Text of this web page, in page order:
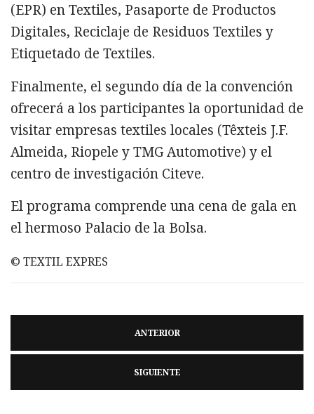
(EPR) en Textiles, Pasaporte de Productos
Digitales, Reciclaje de Residuos Textiles y
Etiquetado de Textiles.
Finalmente, el segundo día de la convención
ofrecerá a los participantes la oportunidad de
visitar empresas textiles locales (Têxteis J.F.
Almeida, Riopele y TMG Automotive) y el
centro de investigación Citeve.
El programa comprende una cena de gala en
el hermoso Palacio de la Bolsa.
© TEXTIL EXPRES
ANTERIOR
SIGUIENTE